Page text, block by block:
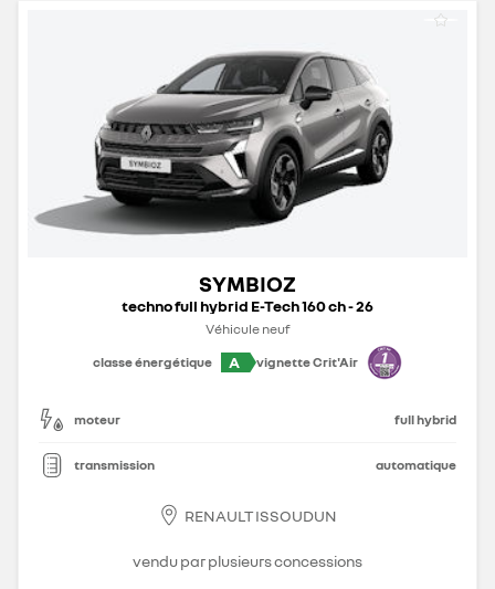
SYMBIOZ
techno full hybrid E-Tech 160 ch - 26
Véhicule neuf
classe énergétique
A vignette Crit'Air
moteur full hybrid
transmission automatique
RENAULT ISSOUDUN
vendu par plusieurs concessions